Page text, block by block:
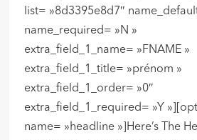
list= »8d3395e8d7″
name_required= »N »
extra_field_1_name= »FNAME »
extra_field_1_title= »prénom »
extra_field_1_order= »0″
extra_field_1_required= »Y
name= »headline »]Here’s The